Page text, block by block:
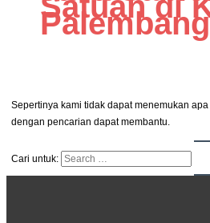
Palembang
Sepertinya kami tidak dapat menemukan
dengan pencarian dapat membantu.
Cari untuk: